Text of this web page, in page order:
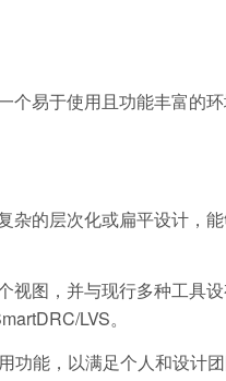
个易于使用且功能丰富的
杂的层次化或扁平设计，
视图，并与现行多种工具
LVS。
能，以满足个人和设计团